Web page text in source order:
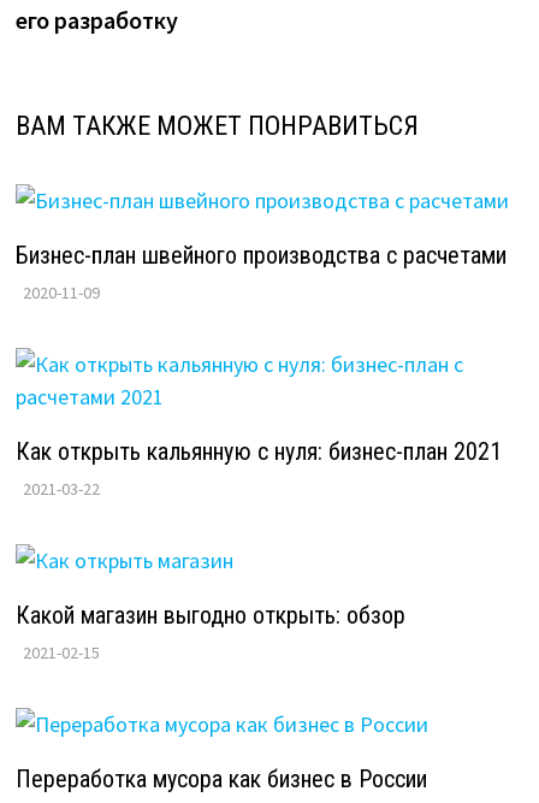
его разработку
ВАМ ТАКЖЕ МОЖЕТ ПОНРАВИТЬСЯ
Бизнес-план швейного производства с расчетами
2020-11-09
Как открыть кальянную с нуля: бизнес-план 2021
2021-03-22
Какой магазин выгодно открыть: обзор
2021-02-15
Переработка мусора как бизнес в России